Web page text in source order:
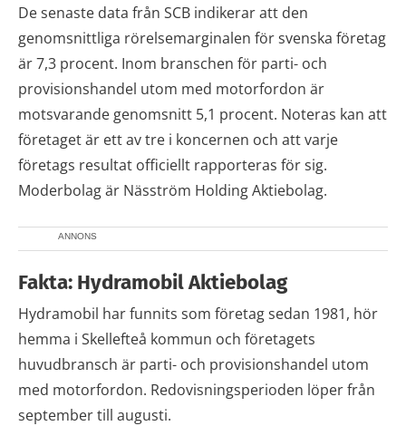
De senaste data från SCB indikerar att den
genomsnittliga rörelsemarginalen för svenska företag
är 7,3 procent. Inom branschen för parti- och
provisionshandel utom med motorfordon är
motsvarande genomsnitt 5,1 procent. Noteras kan att
företaget är ett av tre i koncernen och att varje
företags resultat officiellt rapporteras för sig.
Moderbolag är Näsström Holding Aktiebolag.
ANNONS
Fakta: Hydramobil Aktiebolag
Hydramobil har funnits som företag sedan 1981, hör
hemma i Skellefteå kommun och företagets
huvudbransch är parti- och provisionshandel utom
med motorfordon. Redovisningsperioden löper från
september till augusti.